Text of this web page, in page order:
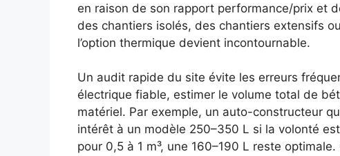
en raison de son rapport performance/prix et
des chantiers isolés, des chantiers extensifs
l’option thermique devient incontournable.
Un audit rapide du site évite les erreurs
électrique fiable, estimer le volume total de
matériel. Par exemple, un auto-constructeur
intérêt à un modèle 250–350 L si la volonté
pour 0,5 à 1 m³, une 160–190 L reste